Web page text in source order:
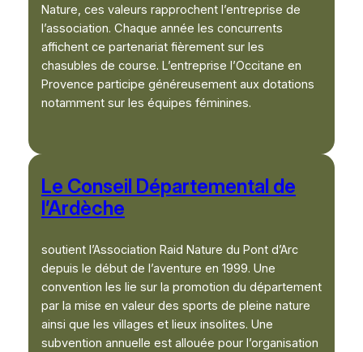
Nature, ces valeurs rapprochent l’entreprise de
l’association. Chaque année les concurrents
affichent ce partenariat fièrement sur les
chasubles de course. L’entreprise l’Occitane en
Provence participe généreusement aux dotations
notamment sur les équipes féminines.
Le Conseil Départemental de
l’Ardèche
soutient l’Association Raid Nature du Pont d’Arc
depuis le début de l’aventure en 1999. Une
convention les lie sur la promotion du département
par la mise en valeur des sports de pleine nature
ainsi que les villages et lieux insolites. Une
subvention annuelle est allouée pour l’organisation